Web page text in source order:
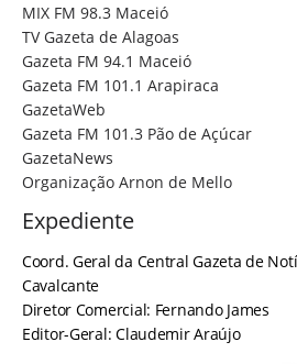
MIX FM 98.3 Maceió
TV Gazeta de Alagoas
Gazeta FM 94.1 Maceió
Gazeta FM 101.1 Arapiraca
GazetaWeb
Gazeta FM 101.3 Pão de Açúcar
GazetaNews
Organização Arnon de Mello
Expediente
Coord. Geral da Central Gazeta de
Cavalcante
Diretor Comercial: Fernando James
Editor-Geral: Claudemir Araújo